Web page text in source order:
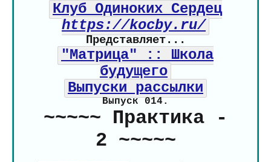
Клуб Одиноких Сердец
https://kocby.ru/
Представляет...
"Матрица" :: Школа
будущего
Выпуски рассылки
Выпуск 014.
~~~~~ Практика -
2 ~~~~~